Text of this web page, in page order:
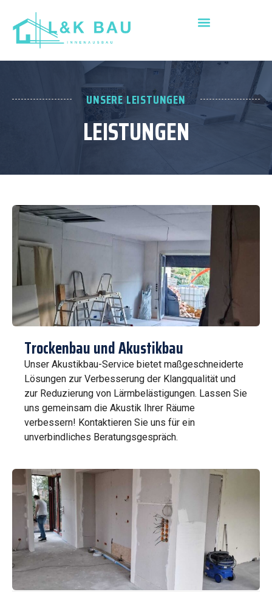
UNSERE LEISTUNGEN
LEISTUNGEN
Trockenbau und Akustikbau
Unser Akustikbau-Service bietet maßgeschneiderte
Lösungen zur Verbesserung der Klangqualität und
zur Reduzierung von Lärmbelästigungen. Lassen Sie
uns gemeinsam die Akustik Ihrer Räume
verbessern! Kontaktieren Sie uns für ein
unverbindliches Beratungsgespräch.